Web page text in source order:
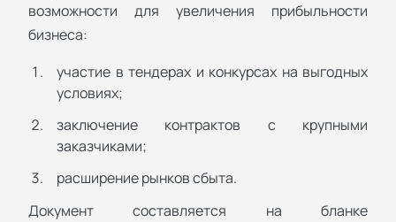
возможности для увеличения прибыльности
бизнеса:
участие в тендерах и конкурсах на выгодных
условиях;
заключение контрактов с крупными
заказчиками;
расширение рынков сбыта.
Документ составляется на бланке